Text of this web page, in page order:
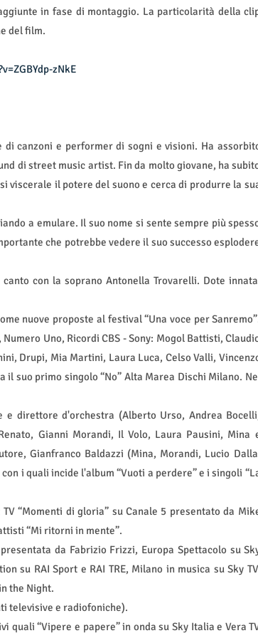
in fase di montaggio. La particolarità della
del film.
zNkE
canzoni e performer di sogni e visioni. Ha
di street music artist. Fin da molto giovane, ha
viscerale il potere del suono e cerca di produrre la
a emulare. Il suo nome si sente sempre più
che potrebbe vedere il suo successo
con la soprano Antonella Trovarelli. Dote
nuove proposte al festival “Una voce per
Uno, Ricordi CBS - Sony: Mogol Battisti,
Drupi, Mia Martini, Laura Luca, Celso Valli,
il suo primo singolo “No” Alta Marea Dischi Milano.
direttore d'orchestra (Alberto Urso, Andrea
Gianni Morandi, Il Volo, Laura Pausini, Mina
Gianfranco Baldazzi (Mina, Morandi, Lucio
i quali incide l'album “Vuoti a perdere” e i singoli
“Momenti di gloria” su Canale 5 presentato da
“Mi ritorni in mente”.
da Fabrizio Frizzi, Europa Spettacolo su
su RAI Sport e RAI TRE, Milano in musica su Sky
the Night.
televisive e radiofoniche).
“Vipere e papere” in onda su Sky Italia e Vera